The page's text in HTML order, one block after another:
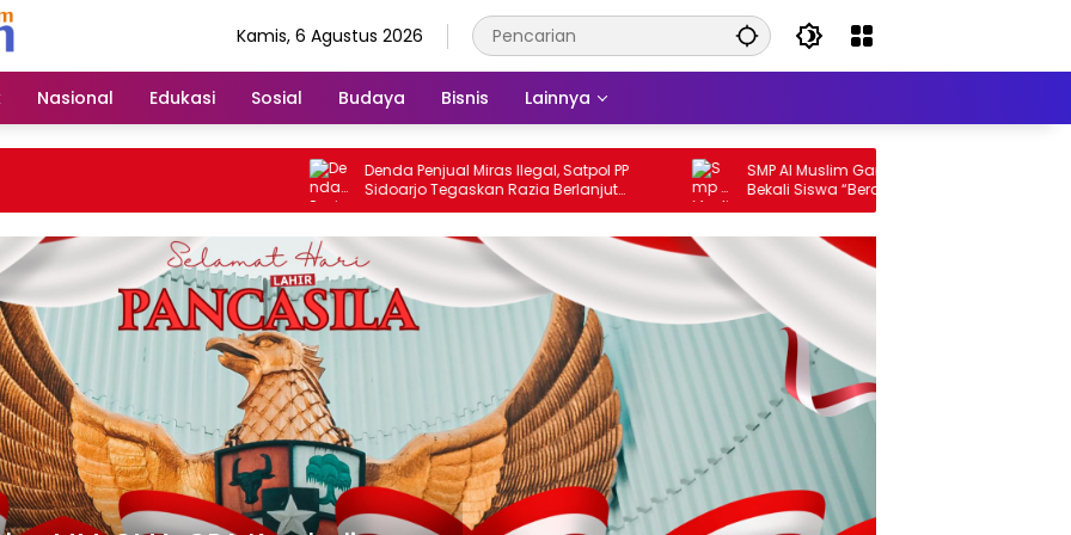
Kamis, 6 Agustus 2026
Nasional Edukasi Sosial Budaya Bisnis Lainnya
Denda Penjual Miras Ilegal, Satpol PP
Sidoarjo Tegaskan Razia Berlanjut
Hingga Seluruh Pelanggar Disidangkan
SMP Al Muslim Gandeng BNN Sidoarjo
Bekali Siswa “Berani Beda, Menolak
Tanpa Ragu”